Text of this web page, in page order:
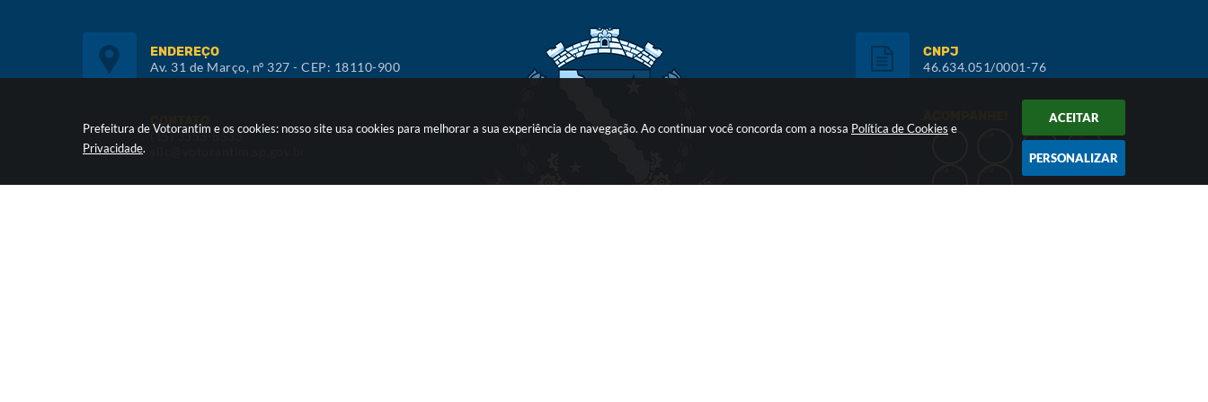
Prefeitura de Votorantim e os cookies: nosso site usa cookies para melhorar a sua experiência de navegação. Ao continuar você concorda com a nossa Política de Cookies e
Privacidade.
ACEITAR
PERSONALIZAR
ENDEREÇO
Av. 31 de Março, nº 327 - CEP: 18110-900
CONTATO
(15) 3353-8533
CNPJ
46.634.051/0001-76